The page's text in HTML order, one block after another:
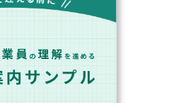
お問い合わせ